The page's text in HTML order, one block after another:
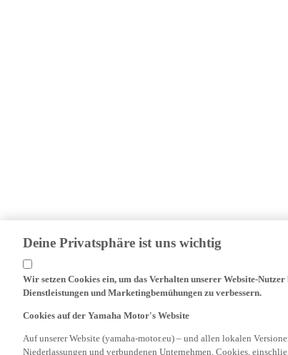
Deine Privatsphäre ist uns wichtig
Wir setzen Cookies ein, um das Verhalten unserer Website-Nutzer
Dienstleistungen und Marketingbemühungen zu verbessern.
Cookies auf der Yamaha Motor's Website
Auf unserer Website (yamaha-motor.eu) – und allen lokalen
Niederlassungen und verbundenen Unternehmen, Cookies,
Beacons. Wir verwenden funktionelle Cookies, damit unsere